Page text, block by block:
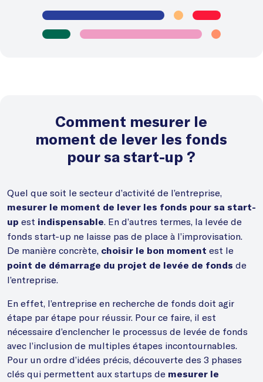
Comment mesurer le
moment de lever les fonds
pour sa start-up ?
Quel que soit le secteur d’activité de l’entreprise,
mesurer le moment de lever les fonds pour sa start-
up est indispensable. En d’autres termes, la levée de
fonds start-up ne laisse pas de place à l’improvisation.
De manière concrète, choisir le bon moment est le
point de démarrage du projet de levée de fonds de
l’entreprise.
En effet, l’entreprise en recherche de fonds doit agir
étape par étape pour réussir. Pour ce faire, il est
nécessaire d’enclencher le processus de levée de fonds
avec l’inclusion de multiples étapes incontournables.
Pour un ordre d’idées précis, découverte des 3 phases
clés qui permettent aux startups de mesurer le